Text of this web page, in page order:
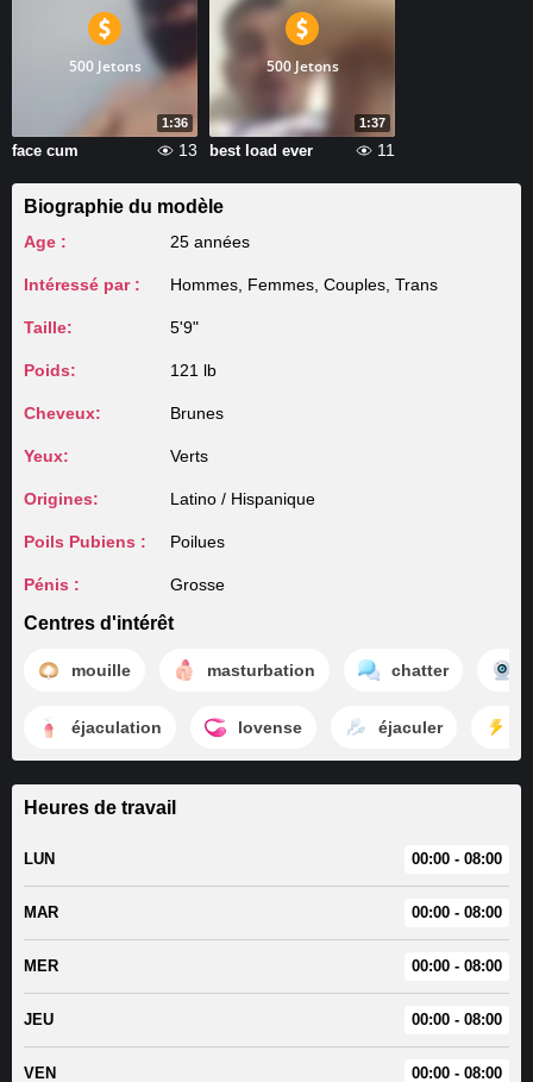
1:36
500 Jetons
face cum 13
1:37
500 Jetons
best load ever 11
Biographie du modèle
Age : 25 années
Intéressé par : Hommes, Femmes, Couples, Trans
Taille: 5'9"
Poids: 121 lb
Cheveux: Brunes
Yeux: Verts
Origines: Latino / Hispanique
Poils Pubiens : Poilues
Pénis : Grosse
Centres d'intérêt
mouille masturbation chatter
éjaculation lovense éjaculer
Heures de travail
LUN 00:00 - 08:00
MAR 00:00 - 08:00
MER 00:00 - 08:00
JEU 00:00 - 08:00
VEN 00:00 - 08:00